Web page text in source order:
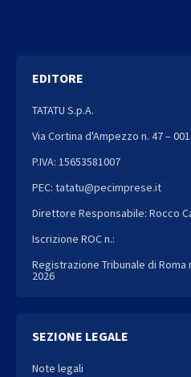
EDITORE
TATATU S.p.A.
Via Cortina d'Ampezzo n. 47 –
P.IVA: 15653581007
PEC: tatatu@pecimprese.it
Direttore Responsabile: Rocco
Iscrizione ROC n.:
Registrazione Tribunale di
2026
SEZIONE LEGALE
Note legali